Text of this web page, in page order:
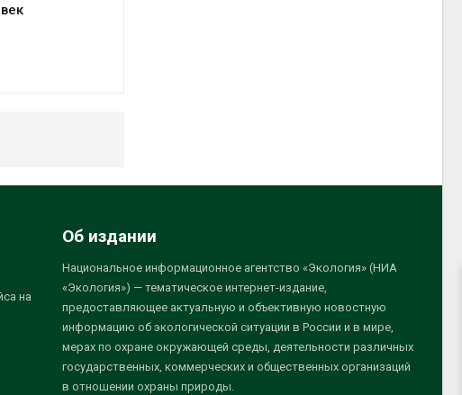
на
Об издании
Национальное информационное агентство «Экология» (НИА
«Экология») — тематическое интернет-издание,
предоставляющее актуальную и объективную новостную
информацию об экологической ситуации в России и в мире,
мерах по охране окружающей среды, деятельности различных
государственных, коммерческих и общественных организаций
в отношении охраны природы.